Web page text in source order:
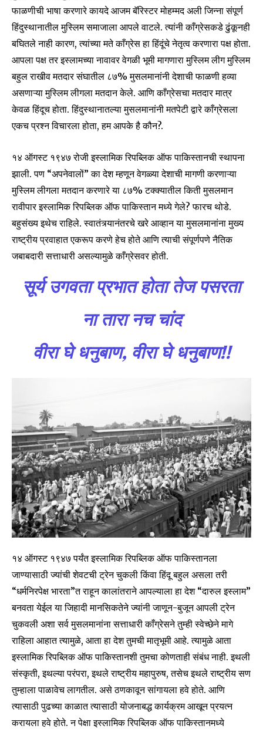
फाळणीची भाषा करणारे कायदे आजम बॅरिस्टर मोहम्मद अली जिन्ना संपूर्ण
हिंदुस्थानातील मुस्लिम समाजाला आपले वाटले. त्यांनी काँग्रेसकडे ढुंकूनही
बघितले नाही कारण, त्यांच्या मते काँग्रेस हा हिंदूंचे नेतृत्व करणारा पक्ष होता.
आपला पक्ष तर इस्लामच्या नावावर वेगळी भूमी मागणारा मुस्लिम लीग मुस्लिम
बहुल राखीव मतदार संघातील ८७% मुसलमानांनी देशाची फाळणी हव्या
असणाऱ्या मुस्लिम लीगला मतदान केले. आणि काँग्रेसचा मतदार मात्र
केवळ हिंदूच होता. हिंदुस्थानातल्या मुसलमानांनी मतपेटी द्वारे काँग्रेसला
एकच प्रश्न विचारला होता, हम आपके है कौन?.
१४ ऑगस्ट १९४७ रोजी इस्लामिक रिपब्लिक ऑफ पाकिस्तानची स्थापना
झाली. पण “अपनेवालों” का देश म्हणून वेगळ्या देशाची मागणी करणाऱ्या
मुस्लिम लीगला मतदान करणारे या ८७% टक्क्यातील किती मुसलमान
रावीपार इस्लामिक रिपब्लिक ऑफ पाकिस्तान मध्ये गेले? फारच थोडे.
बहुसंख्य इथेच राहिले. स्वातंत्र्यानंतरचे खरे आव्हान या मुसलमानांना मुख्य
राष्ट्रीय प्रवाहात एकरूप करणे हेच होते आणि त्याची संपूर्णपणे नैतिक
जबाबदारी सत्ताधारी असल्यामुळे काँग्रेसवर होती.
सूर्य उगवता प्रभात होता तेज पसरता
ना तारा नच चांद
वीरा घे धनुबाण, वीरा घे धनुबाण!!
१४ ऑगस्ट १९४७ पर्यंत इस्लामिक रिपब्लिक ऑफ पाकिस्तानला
जाण्यासाठी ज्यांची शेवटची ट्रेन चुकली किंवा हिंदू बहुल असला तरी
“धर्मनिरपेक्ष भारता”त राहून कालांतराने आपल्याला हा देश “दारुल इस्लाम”
बनवता येईल या जिहादी मानसिकतेने ज्यांनी जाणून-बुजून आपली ट्रेन
चुकवली अशा सर्व मुसलमानांना सत्ताधारी काँग्रेसने तुम्ही स्वेच्छेने मागे
राहिला आहात त्यामुळे, आता हा देश तुमची मातृभूमी आहे. त्यामुळे आता
इस्लामिक रिपब्लिक ऑफ पाकिस्तानशी तुमचा कोणताही संबंध नाही. इथली
संस्कृती, इथल्या परंपरा, इथले राष्ट्रीय महापुरुष, तसेच इथले राष्ट्रीय सण
तुम्हाला पाळावेच लागतील. असे ठणकावून सांगायला हवे होते. आणि
त्यासाठी पुढच्या काळात त्यासाठी योजनाबद्ध कार्यक्रम आखून प्रयत्न
करायला हवे होते. न पेक्षा इस्लामिक रिपब्लिक ऑफ पाकिस्तानमध्ये